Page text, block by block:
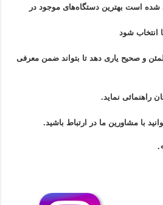
است بهترین دستگاه‌های موجود در
انتخاب شود
و صحیح یاری دهد تا بتواند ضمن معرفی
راهنمائی نماید.
با مشاورین ما در ارتباط باشید.